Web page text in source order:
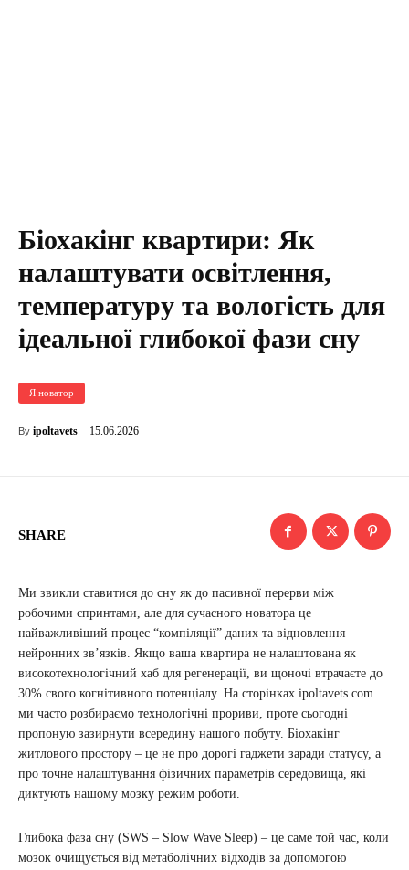
Біохакінг квартири: Як
налаштувати освітлення,
температуру та вологість для
ідеальної глибокої фази сну
Я новатор
By ipoltavets 15.06.2026
SHARE
Ми звикли ставитися до сну як до пасивної перерви між
робочими спринтами, але для сучасного новатора це
найважливіший процес “компіляції” даних та відновлення
нейронних зв’язків. Якщо ваша квартира не налаштована як
високотехнологічний хаб для регенерації, ви щоночі втрачаєте до
30% свого когнітивного потенціалу. На сторінках ipoltavets.com
ми часто розбираємо технологічні прориви, проте сьогодні
пропоную зазирнути всередину нашого побуту. Біохакінг
житлового простору – це не про дорогі гаджети заради статусу, а
про точне налаштування фізичних параметрів середовища, які
диктують нашому мозку режим роботи.
Глибока фаза сну (SWS – Slow Wave Sleep) – це саме той час, коли
мозок очищується від метаболічних відходів за допомогою